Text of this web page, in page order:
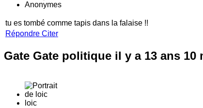
Anonymes
tu es tombé comme tapis dans la falaise !!
Répondre Citer
Gate Gate politique il y a 13 ans 10
loic